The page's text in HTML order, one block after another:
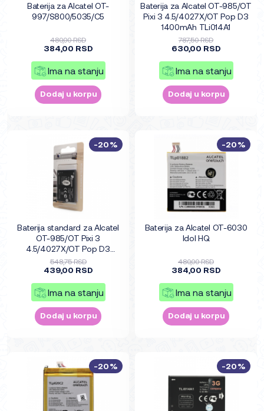
Baterija za Alcatel OT-
997/S800/5035/C5
480,00 RSD
384,00 RSD
Ima na stanju
Dodaj u korpu
Baterija za Alcatel OT-985/OT
Pixi 3 4.5/4027X/OT Pop D3
1400mAh TLi014A1
787,50 RSD
630,00 RSD
Ima na stanju
Dodaj u korpu
Baterija standard za Alcatel
OT-985/OT Pixi 3
4.5/4027X/OT Pop D3
1400mAh TLi014A1
548,75 RSD
439,00 RSD
Ima na stanju
Dodaj u korpu
-20%
Baterija za Alcatel OT-6030
Idol HQ
480,00 RSD
384,00 RSD
Ima na stanju
Dodaj u korpu
-20%
-20% -20%